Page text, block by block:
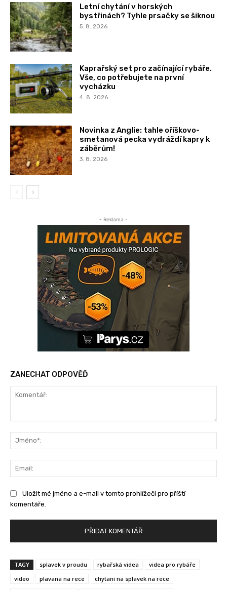
Letní chytání v horských
bystřinách? Tyhle prsačky se šiknou
5. 8. 2026
Kaprařský set pro začínající rybáře.
Vše, co potřebujete na první
vycházku
4. 8. 2026
Novinka z Anglie: tahle oříškovo-
smetanová pecka vydráždí kapry k
záběrům!
3. 8. 2026
- Reklama -
ZANECHAT ODPOVĚĎ
Uložit mé jméno a e-mail v tomto prohlížeči pro příští
komentáře.
TAGY splavek v proudu rybařská videa
videa pro rybáře
video
plavana na rece
chytani na splavek na rece